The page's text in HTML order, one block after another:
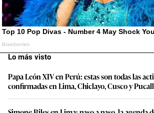
Lo más visto
Papa León XIV en Perú: estas son todas las
confirmadas en Lima, Chiclayo, Cusco y